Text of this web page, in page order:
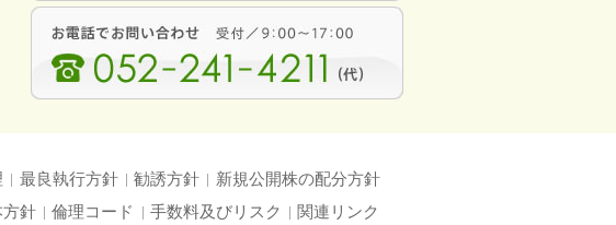
最良執行方針 勧誘方針
新規公開株の配分方針
方針 倫理コード 手数料及びリスク 関連リンク